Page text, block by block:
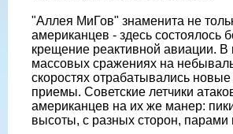
"Аллея МиГов" знаменита не
американцев - здесь состоялось
крещение реактивной авиации. В
массовых сражениях на
скоростях отрабатывались
приемы. Советские летчики
американцев на их же манер:
высоты, с разных сторон, парами